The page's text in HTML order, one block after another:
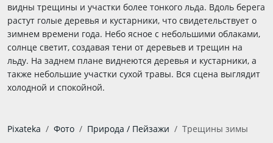
видны трещины и участки более тонкого льда. Вдоль берега
растут голые деревья и кустарники, что свидетельствует о
зимнем времени года. Небо ясное с небольшими облаками,
солнце светит, создавая тени от деревьев и трещин на
льду. На заднем плане виднеются деревья и кустарники, а
также небольшие участки сухой травы. Вся сцена выглядит
холодной и спокойной.
Pixateka Фото Природа / Пейзажи Трещины зимы